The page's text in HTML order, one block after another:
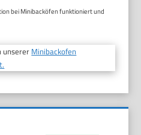
bei Minibacköfen funktioniert und
unserer Minibackofen